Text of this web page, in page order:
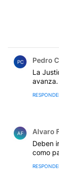
PC Pedro
La
avanza.
AF Alvaro
Deben
como